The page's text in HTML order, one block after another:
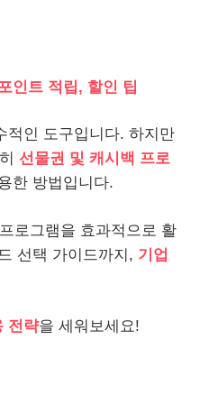
인트 적립, 할인 팁
적인 도구입니다. 하지만
선물권 및 캐시백 프로
한 방법입니다.
로그램을 효과적으로 활
선택 가이드까지, 기업
전략을 세워보세요!